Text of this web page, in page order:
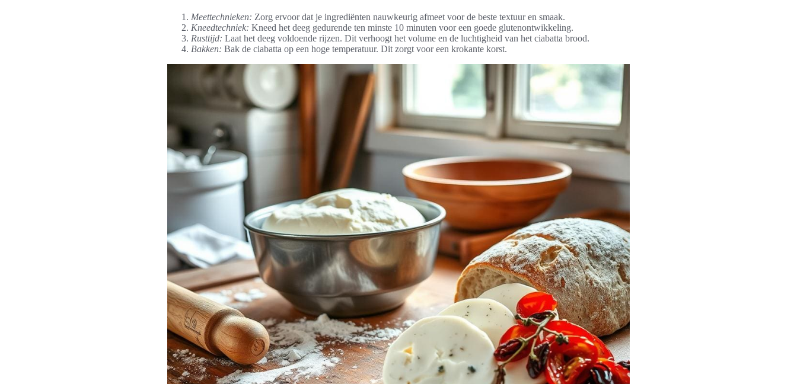
Meettechnieken: Zorg ervoor dat je ingrediënten nauwkeurig afmeet voor de beste textuur en smaak.
Kneedtechniek: Kneed het deeg gedurende ten minste 10 minuten voor een goede glutenontwikkeling.
Rusttijd: Laat het deeg voldoende rijzen. Dit verhoogt het volume en de luchtigheid van het ciabatta brood.
Bakken: Bak de ciabatta op een hoge temperatuur. Dit zorgt voor een krokante korst.